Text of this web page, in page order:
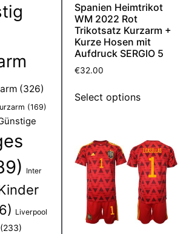
(326)
(169)
Inter
Liverpool
(233)
Spanien Heimtrikot
WM 2022 Rot
Trikotsatz Kurzarm +
Kurze Hosen mit
Aufdruck SERGIO 5
€32.00
Select options